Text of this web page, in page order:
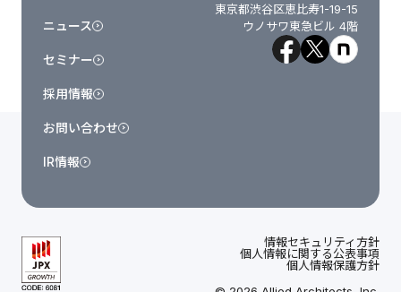
東京都渋谷区恵比寿1-19-15
ウノサワ東急ビル 4階
ニュース
セミナー
採用情報
お問い合わせ
IR情報
情報セキュリティ方針
個人情報に関する公表事項
個人情報保護方針